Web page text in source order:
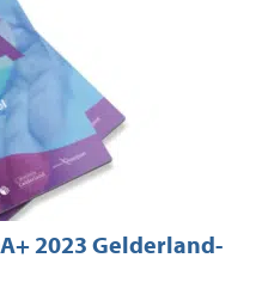
2023 Gelderland-